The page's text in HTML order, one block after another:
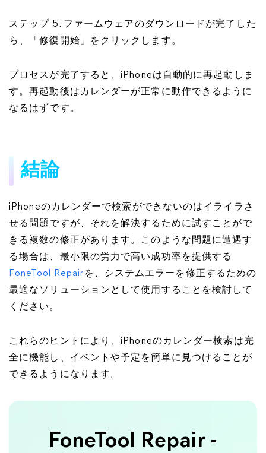
ステップ 5. ファームウェアのダウンロードが完了した
ら、「修復開始」をクリックします。
プロセスが完了すると、iPhoneは自動的に再起動しま
す。再起動後はカレンダーが正常に動作できるように
なるはずです。
結論
iPhoneのカレンダーで検索ができないのはイライラさ
せる問題ですが、それを解決するために試すことがで
きる複数の修正があります。このような問題に遭遇す
る場合は、最小限の労力で高い成功率を提供する
FoneTool Repair を、システムエラーを修正するための
最適なソリューションとして使用することを検討して
ください。
これらのヒントにより、iPhoneのカレンダー検索は完
全に機能し、イベントや予定を簡単に見つけることが
できるようになります。
FoneTool Repair -